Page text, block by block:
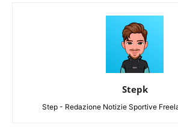
Stepk
Step - Redazione Notizie Sportive